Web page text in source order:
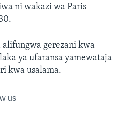
ni wakazi wa Paris
gerezani kwa
ya ufaransa yamewataja
kwa usalama.
us